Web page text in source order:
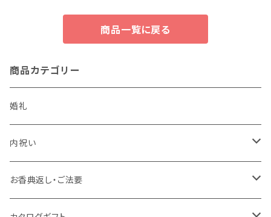
商品一覧に戻る
商品カテゴリー
婚礼
内祝い
かりんとう詰合せ
お香典返し・ご法要